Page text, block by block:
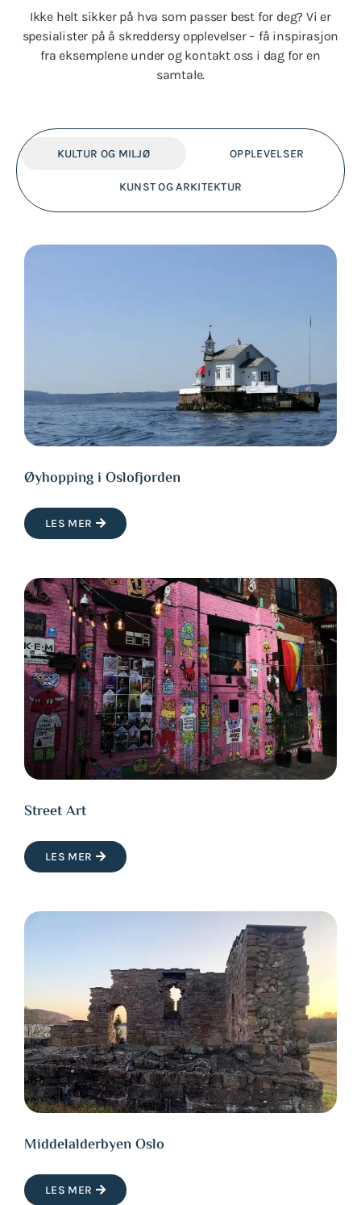
Ikke helt sikker på hva som passer best for deg? Vi er
spesialister på å skreddersy opplevelser – få inspirasjon
fra eksemplene under og kontakt oss i dag for en
samtale.
KULTUR OG MILJØ OPPLEVELSER
KUNST OG ARKITEKTUR
Øyhopping i Oslofjorden
LES MER
Street Art
LES MER
Middelalderbyen Oslo
LES MER